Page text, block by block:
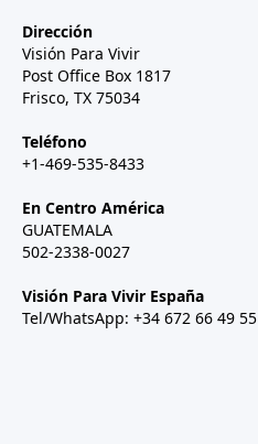
Dirección
Visión Para Vivir
Post Office Box 1817
Frisco, TX 75034
Teléfono
+1-469-535-8433
En Centro América
GUATEMALA
502-2338-0027
Visión Para Vivir España
Tel/WhatsApp: +34 672 66 49 55